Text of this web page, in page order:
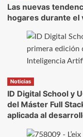
Las nuevas
hogares durante el
Noticias
ID Digital School y
del Máster Full
aplicada al